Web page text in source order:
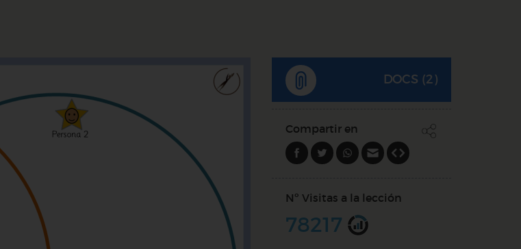
DOCS (2)
Compartir en
Nº Visitas a la lección
78217